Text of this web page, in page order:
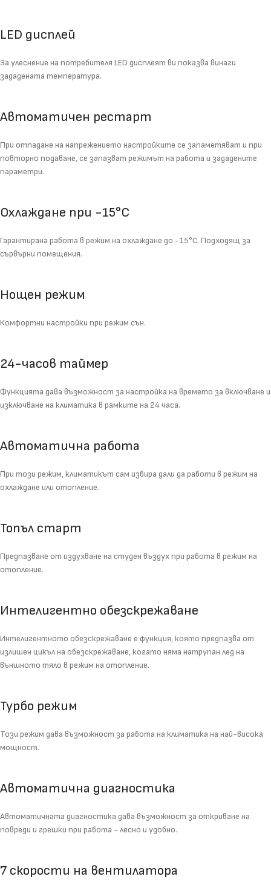
LED дисплей
За улеснение на потребителя LED дисплеят ви показва винаги
зададената температура.
Автоматичен рестарт
При отпадане на напрежението настройките се запаметяват и при
повторно подаване, се запазват режимът на работа и зададените
параметри.
Охлаждане при -15°C
Гарантирана работа в режим на охлаждане до -15°C. Подходящ за
сървърни помещения.
Нощен режим
Комфортни настройки при режим сън.
24-часов таймер
Функцията дава възможност за настройка на времето за включване и
изключване на климатика в рамките на 24 часа.
Автоматична работа
При този режим, климатикът сам избира дали да работи в режим на
охлаждане или отопление.
Топъл старт
Предпазване от издухване на студен въздух при работа в режим на
отопление.
Интелигентно обезскрежаване
Интелигентното обезскрежаване е функция, която предпазва от
излишен цикъл на обезскрежаване, когато няма натрупан лед на
външното тяло в режим на отопление.
Турбо режим
Този режим дава възможност за работа на климатика на най-висока
мощност.
Автоматична диагностика
Автоматичната диагностика дава възможност за откриване на
повреди и грешки при работа - лесно и удобно.
7 скорости на вентилатора